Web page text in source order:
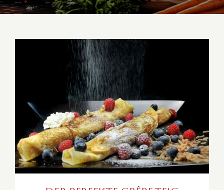
Der perfekte Crêpe-Teig